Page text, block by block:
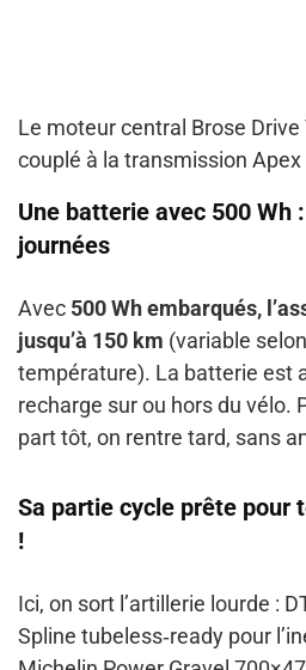
Le moteur central Brose
couplé à la transmission Apex
Une batterie avec 500 Wh
journées
Avec 500 Wh embarqués,
jusqu’à 150 km (variable
température). La batterie est
recharge sur ou hors du vélo.
part tôt, on rentre tard, sans
Sa partie cycle prête pour
!
Ici, on sort l’artillerie lourde :
Spline tubeless‑ready pour